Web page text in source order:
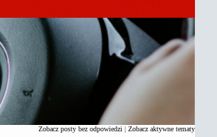
Zobacz posty bez odpowiedzi | Zobacz aktywne tematy